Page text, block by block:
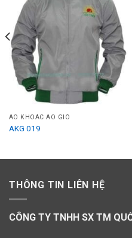
Add to
Wishlist
ÁO KHOÁC ÁO GIÓ
AKG 019
THÔNG TIN LIÊN HỆ
CÔNG TY TNHH SX TM